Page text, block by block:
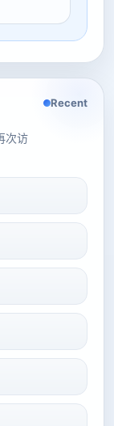
次访
Recent